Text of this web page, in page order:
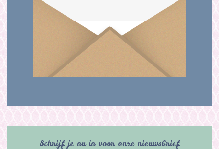
Schrijf je nu in voor onze nieuwsbrief